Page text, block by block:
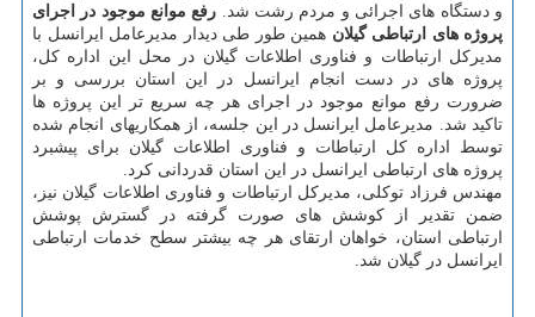
و دستگاه های اجرائی و مردم رشت شد. رفع موانع موجود در اجرای
پروژه های ارتباطی گیلان همین طور طی دیدار مدیرعامل ایرانسل با
مدیرکل ارتباطات و فناوری اطلاعات گیلان در محل این اداره کل،
پروژه های در دست انجام ایرانسل در این استان بررسی و بر
ضرورت رفع موانع موجود در اجرای هر چه سریع تر این پروژه ها
تاکید شد. مدیرعامل ایرانسل در این جلسه، از همکاریهای انجام شده
توسط اداره کل ارتباطات و فناوری اطلاعات گیلان برای پیشبرد
پروژه های ارتباطی ایرانسل در این استان قدردانی کرد.
مهندس فرزاد توکلی، مدیرکل ارتباطات و فناوری اطلاعات گیلان نیز،
ضمن تقدیر از کوشش های صورت گرفته در گسترش پوشش
ارتباطی استان، خواهان ارتقای هر چه بیشتر سطح خدمات ارتباطی
ایرانسل در گیلان شد.